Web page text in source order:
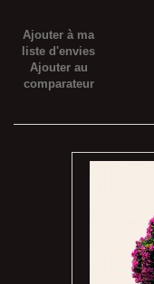
Ajouter à ma
liste d'envies
Ajouter au
comparateur